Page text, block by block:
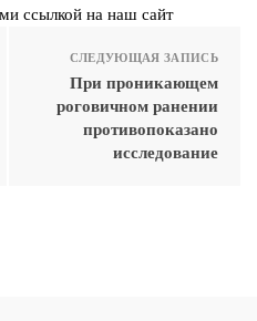
ссылкой на наш сайт
СЛЕДУЮЩАЯ ЗАПИСЬ
При проникающем
роговичном ранении
противопоказано
исследование